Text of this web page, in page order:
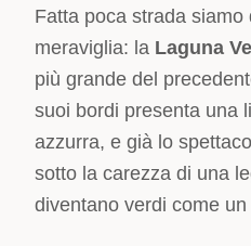
Fatta poca strada siamo
meraviglia: la Laguna
più grande del
suoi bordi presenta una
azzurra, e già lo
sotto la carezza di una
diventano verdi come